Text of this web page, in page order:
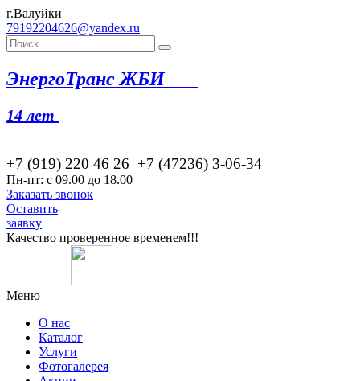
г.Валуйки
79192204626@yandex.ru
ЭнергоТранс ЖБИ
14 лет
+7 (919) 220 46 26 +7 (47236) 3-06-34
Пн-пт: с 09.00 до 18.00
Заказать звонок
Оставить
заявку
Качество проверенное временем!!!
Меню
О нас
Каталог
Услуги
Фотогалерея